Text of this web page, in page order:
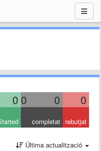
0 0 0 0
completat rebutjat
Última actualització